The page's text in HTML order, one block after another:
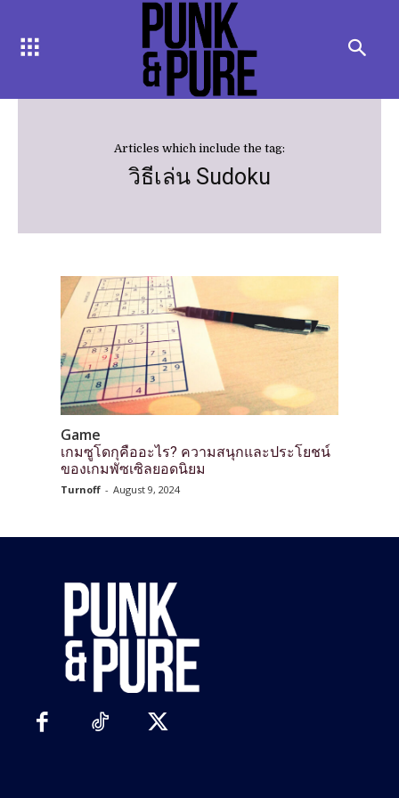
Articles which include the tag:
วิธีเล่น Sudoku
Game
เกมซูโดกุคืออะไร? ความสนุกและประโยชน์
ของเกมพัซเซิลยอดนิยม
Turnoff - August 9, 2024